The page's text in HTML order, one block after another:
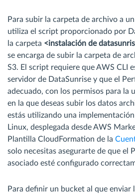
Para subir la carpeta de archivo a
utiliza el script proporcionado por
la carpeta <instalación de
se encarga de subir la carpeta de
S3. El script requiere que AWS CLI
servidor de DataSunrise y que el
adecuado, con los permisos para la
en la que deseas subir los datos
estás utilizando una
Linux, desplegada desde AWS
Plantilla CloudFormation de la
solo necesitas asegurarte de que el
asociado esté configurado
Para definir un bucket al que enviar